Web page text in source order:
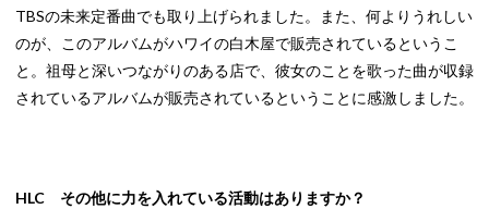
TBSの未来定番曲でも取り上げられました。また、何よりうれしい
のが、このアルバムがハワイの白木屋で販売されているというこ
と。祖母と深いつながりのある店で、彼女のことを歌った曲が収録
されているアルバムが販売されているということに感激しました。
HLC その他に力を入れている活動はありますか？